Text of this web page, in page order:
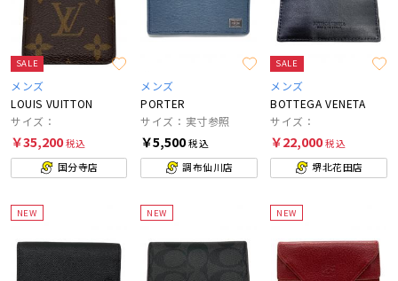
SALE
メンズ
LOUIS VUITTON
サイズ：
￥35,200税込
国分寺店
メンズ
PORTER
サイズ：実寸参照
￥5,500税込
調布仙川店
SALE
メンズ
BOTTEGA VENETA
サイズ：
￥22,000税込
堺北花田店
NEW NEW NEW